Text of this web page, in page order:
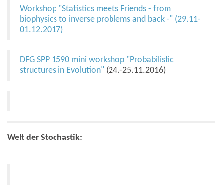
Workshop "Statistics meets Friends - from
biophysics to inverse problems and back -" (29.11-
01.12.2017)
DFG SPP 1590 mini workshop "Probabilistic
structures in Evolution" (24.-25.11.2016)
Welt der Stochastik: